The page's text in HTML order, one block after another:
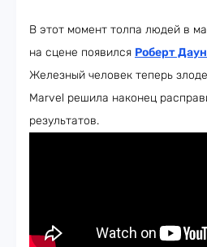
В этот момент толпа людей в
на сцене появился Роберт
Железный человек теперь
Marvel решила наконец
результатов.